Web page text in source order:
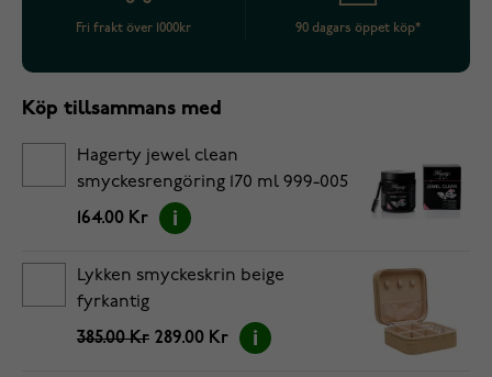
Fri frakt över 1000kr 90 dagars öppet köp*
Köp tillsammans med
Hagerty jewel clean
smyckesrengöring 170 ml 999-005
164.00 Kr
Lykken smyckeskrin beige
fyrkantig
385.00 Kr 289.00 Kr